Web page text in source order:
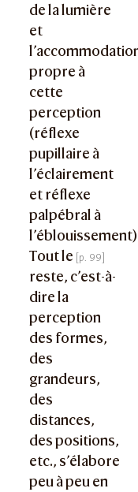
de la lumière
et
propre à
cette
perception
(réflexe
pupillaire à
l’éclairement
et réflexe
palpébral à
Tout le
reste, c’est-à-
dire la
perception
des formes,
des
grandeurs,
des
distances,
des positions,
etc., s’élabore
peu à peu en